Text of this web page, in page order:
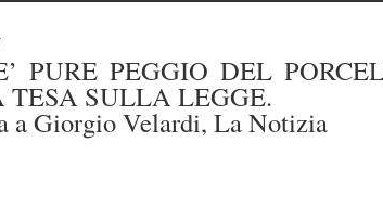
PURE PEGGIO DEL
TESA SULLA LEGGE.
a Giorgio Velardi, La Notizia